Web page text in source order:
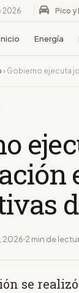
2026 Pico y
Energía
› Gobierno ejecuta
2026 2 min de
se